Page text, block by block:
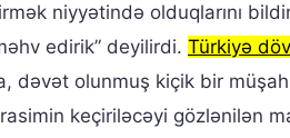
niyyətində olduqlarını
edirik” deyilirdi. Türkiyə
dəvət olunmuş kiçik bir
keçiriləcəyi gözlənilən